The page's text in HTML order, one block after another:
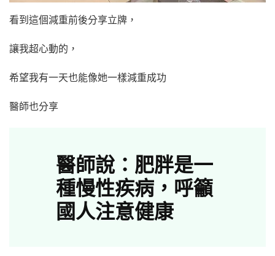
看到這個減重前後分享立牌，
讓我超心動的，
希望我有一天也能像她一樣減重成功
醫師也分享
醫師說：肥胖是一
種慢性疾病，呼籲
國人注意健康